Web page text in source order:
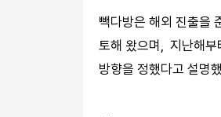
빽다방은 해외 진출을
토해 왔으며, 지난해부
방향을 정했다고 설명